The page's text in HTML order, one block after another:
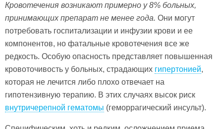
Кровотечения возникают примерно у 8% больных,
принимающих препарат не менее года. Они могут
потребовать госпитализации и инфузии крови и ее
компонентов, но фатальные кровотечения все же
редкость. Особую опасность представляет повышенная
кровоточивость у больных, страдающих гипертонией,
которая не лечится либо плохо отвечает на
гипотензивную терапию. В этих случаях высок риск
внутричерепной гематомы (геморрагический инсульт).